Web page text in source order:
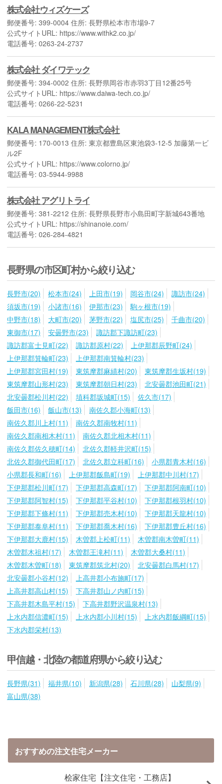
株式会社ウィズケーズ
郵便番号: 399-0004 住所: 長野県松本市市場9-7
公式サイトURL: https://www.withk2.co.jp/
電話番号: 0263-24-2737
株式会社 ダイワテック
郵便番号: 394-0002 住所: 長野県岡谷市赤羽3丁目12番25号
公式サイトURL: https://www.daiwa-tech.co.jp/
電話番号: 0266-22-5231
KALA MANAGEMENT株式会社
郵便番号: 170-0013 住所: 東京都豊島区東池袋3-12-5 加藤第一ビ
ル2F
公式サイトURL: https://www.colorno.jp/
電話番号: 03-5944-9988
株式会社 アグリトライ
郵便番号: 381-2212 住所: 長野県長野市小島田町字新城643番地
公式サイトURL: https://shinanoie.com/
電話番号: 026-284-4821
長野県の市区町村から絞り込む
長野市(20) 松本市(24) 上田市(19) 岡谷市(24)
諏訪市(24)
須坂市(19)
小諸市(16) 伊那市(23)
駒ヶ根市(19)
中野市(18)
大町市(20) 茅野市(22) 塩尻市(25)
千曲市(20)
東御市(17)
安曇野市(23)
諏訪郡下諏訪町(23)
諏訪郡富士見町(22)
諏訪郡原村(22)
上伊那郡辰野町(24)
上伊那郡箕輪町(23)
上伊那郡南箕輪村(23)
上伊那郡宮田村(19)
東筑摩郡麻績村(20)
東筑摩郡生坂村(19)
東筑摩郡山形村(23)
東筑摩郡朝日村(23)
北安曇郡池田町(21)
北安曇郡松川村(22)
埴科郡坂城町(15)
佐久市(17)
飯田市(16)
飯山市(13)
南佐久郡小海町(13)
南佐久郡川上村(11)
南佐久郡南牧村(11)
南佐久郡南相木村(11)
南佐久郡北相木村(11)
南佐久郡佐久穂町(14)
北佐久郡軽井沢町(15)
北佐久郡御代田町(17)
北佐久郡立科町(16)
小県郡青木村(16)
小県郡長和町(16)
上伊那郡飯島町(19)
上伊那郡中川村(17)
下伊那郡松川町(17)
下伊那郡高森町(17)
下伊那郡阿南町(10)
下伊那郡阿智村(15)
下伊那郡平谷村(10)
下伊那郡根羽村(10)
下伊那郡下條村(11)
下伊那郡売木村(10)
下伊那郡天龍村(10)
下伊那郡泰阜村(11)
下伊那郡喬木村(16)
下伊那郡豊丘村(16)
下伊那郡大鹿村(15)
木曽郡上松町(11)
木曽郡南木曽町(11)
木曽郡木祖村(17)
木曽郡王滝村(11)
木曽郡大桑村(11)
木曽郡木曽町(18)
東筑摩郡筑北村(20)
北安曇郡白馬村(17)
北安曇郡小谷村(12)
上高井郡小布施町(17)
上高井郡高山村(15)
下高井郡山ノ内町(15)
下高井郡木島平村(15)
下高井郡野沢温泉村(13)
上水内郡信濃町(15)
上水内郡小川村(15)
上水内郡飯綱町(15)
下水内郡栄村(13)
甲信越・北陸の都道府県から絞り込む
長野県(31) 福井県(10) 新潟県(28) 石川県(28)
山梨県(9)
富山県(38)
おすすめの注文住宅メーカー
桧家住宅【注文住宅・工務店】